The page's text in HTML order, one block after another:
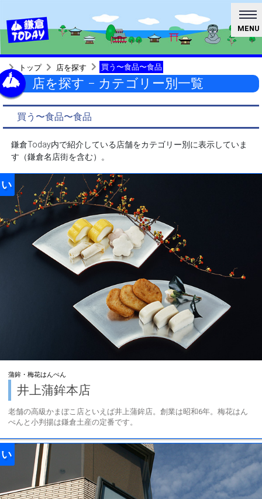
MENU
トップ 店を探す 買う〜食品〜食品
店を探す − カテゴリー別一覧
買う〜食品〜食品
鎌倉Today内で紹介している店舗をカテゴリー別に表示していま
す（鎌倉名店街を含む）。
い
蒲鉾・梅花はんぺん
井上蒲鉾本店
老舗の高級かまぼこ店といえば井上蒲鉾店。創業は昭和6年。梅花はん
ぺんと小判揚は鎌倉土産の定番です。
い